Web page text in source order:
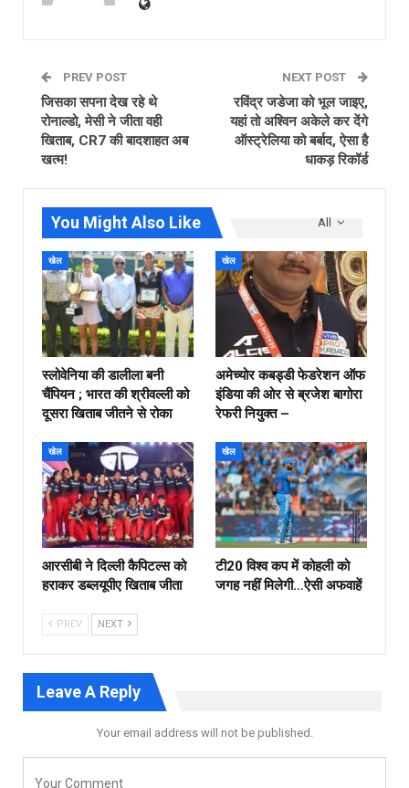
PREV POST
जिसका सपना देख रहे थे
रोनाल्डो, मेसी ने जीता वही
खिताब, CR7 की बादशाहत अब
खत्म!
NEXT POST
रविंद्र जडेजा को भूल जाइए,
यहां तो अश्विन अकेले कर देंगे
ऑस्ट्रेलिया को बर्बाद, ऐसा है
धाकड़ रिकॉर्ड
All
You Might Also Like
खेल
स्लोवेनिया की डालीला बनी
चैंपियन ; भारत की श्रीवल्ली को
दूसरा खिताब जीतने से रोका
खेल
अमेच्योर कबड्डी फेडरेशन ऑफ
इंडिया की ओर से ब्रजेश बागोरा
रेफरी नियुक्त –
खेल
आरसीबी ने दिल्ली कैपिटल्स को
हराकर डब्लयूपीए खिताब जीता
खेल
टी20 विश्व कप में कोहली को
जगह नहीं मिलेगी…ऐसी अफवाहें
PREV NEXT
Leave A Reply
Your email address will not be published.